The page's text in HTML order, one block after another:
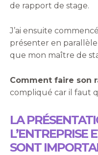
de rapport de stage.
J’ai ensuite
présenter en parallèle
que mon maître de
Comment faire son
compliqué car il faut
LA
L’ENTREPRISE
SONT